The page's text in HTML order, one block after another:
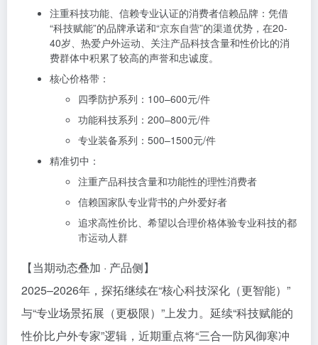
注重科技功能、信赖专业认证的消费者信赖品牌：凭借
“科技赋能”的品牌承诺和“京东自营”的渠道优势，在20-
40岁、热爱户外运动、关注产品科技含量和性价比的消
费群体中积累了较高的声誉和忠诚度。
核心价格带：
四季防护系列：100–600元/件
功能科技系列：200–800元/件
专业装备系列：500–1500元/件
精准切中：
注重产品科技含量和功能性的理性消费者
信赖国家队专业背书的户外爱好者
追求高性价比、希望以合理价格体验专业科技的都
市运动人群
【当期动态叠加 · 产品侧】
2025–2026年，探拓继续在“核心科技深化（更智能）”
与“专业场景拓展（更极限）”上发力。延续“科技赋能的
性价比户外专家”逻辑，近期重点将“三合一防风御寒冲